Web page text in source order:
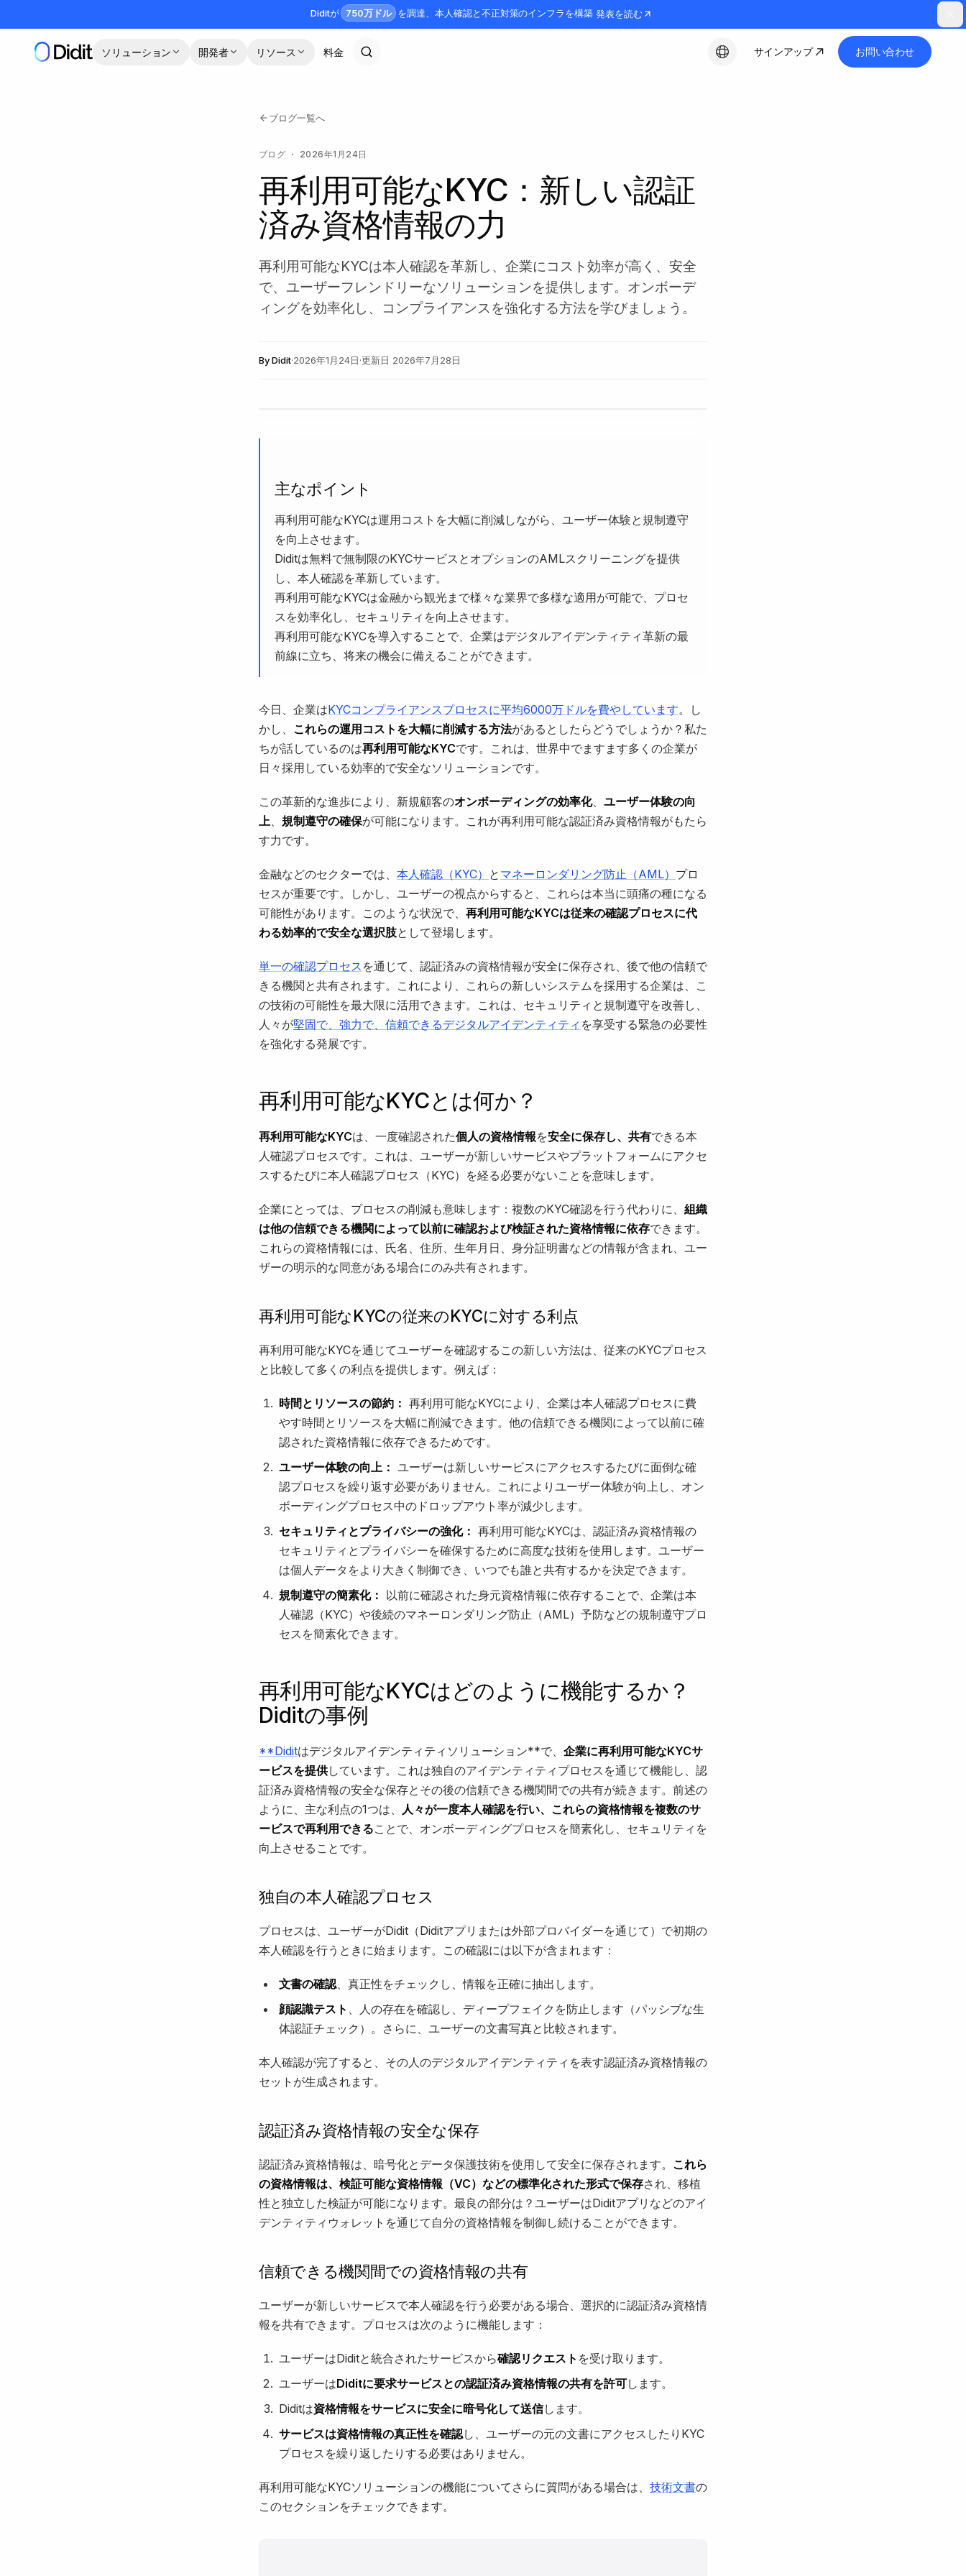
Diditが 750万ドル を調達、本人確認と不正対策のインフラを構築 発表を読む
ソリューション 開発者 リソース 料金
日本語
サインアップ お問い合わせ
ブログ一覧へ
ブログ ・ 2026年1月24日
再利用可能なKYC：新しい認証
済み資格情報の力
再利用可能なKYCは本人確認を革新し、企業にコスト効率が高く、安全
で、ユーザーフレンドリーなソリューションを提供します。オンボーデ
ィングを効率化し、コンプライアンスを強化する方法を学びましょう。
ByDidit·2026年1月24日·更新日 2026年7月28日
主なポイント
再利用可能なKYCは運用コストを大幅に削減しながら、ユーザー体験と規制遵守
を向上させます。
Diditは無料で無制限のKYCサービスとオプションのAMLスクリーニングを提供
し、本人確認を革新しています。
再利用可能なKYCは金融から観光まで様々な業界で多様な適用が可能で、プロセ
スを効率化し、セキュリティを向上させます。
再利用可能なKYCを導入することで、企業はデジタルアイデンティティ革新の最
前線に立ち、将来の機会に備えることができます。
今日、企業はKYCコンプライアンスプロセスに平均6000万ドルを費やしています。し
かし、 これらの運用コストを大幅に削減する方法があるとしたらどうでしょうか？私た
ちが話しているのは再利用可能なKYCです。これは、世界中でますます多くの企業が
日々採用している効率的で安全なソリューションです。
この革新的な進歩により、新規顧客のオンボーディングの効率化、 ユーザー体験の向
上
規制遵守の確保が可能になります。これが再利用可能な認証済み資格情報がもたら
す力です。
金融などのセクターでは、 本人確認（KYC） と マネーロンダリング防止（AML） プロ
セスが重要です。しかし、ユーザーの視点からすると、これらは本当に頭痛の種になる
可能性があります。このような状況で、 再利用可能なKYCは従来の確認プロセスに代
わる効率的で安全な選択肢として登場します。
単一の確認プロセス を通じて、認証済みの資格情報が安全に保存され、後で他の信頼で
きる機関と共有されます。これにより、これらの新しいシステムを採用する企業は、こ
の技術の可能性を最大限に活用できます。これは、セキュリティと規制遵守を改善し、
人々が堅固で、強力で、信頼できるデジタルアイデンティティ を享受する緊急の必要性
を強化する発展です。
再利用可能なKYCとは何か？
再利用可能なKYCは、一度確認された個人の資格情報を安全に保存し、共有できる本
人確認プロセスです。これは、ユーザーが新しいサービスやプラットフォームにアクセ
スするたびに本人確認プロセス（KYC）を経る必要がないことを意味します。
企業にとっては、プロセスの削減も意味します：複数のKYC確認を行う代わりに、 組織
は他の信頼できる機関によって以前に確認および検証された資格情報に依存できます。
これらの資格情報には、氏名、住所、生年月日、身分証明書などの情報が含まれ、ユー
ザーの明示的な同意がある場合にのみ共有されます。
再利用可能なKYCの従来のKYCに対する利点
再利用可能なKYCを通じてユーザーを確認するこの新しい方法は、従来のKYCプロセス
と比較して多くの利点を提供します。例えば：
時間とリソースの節約： 再利用可能なKYCにより、企業は本人確認プロセスに費
やす時間とリソースを大幅に削減できます。他の信頼できる機関によって以前に確
認された資格情報に依存できるためです。
ユーザー体験の向上： ユーザーは新しいサービスにアクセスするたびに面倒な確
認プロセスを繰り返す必要がありません。これによりユーザー体験が向上し、オン
ボーディングプロセス中のドロップアウト率が減少します。
セキュリティとプライバシーの強化： 再利用可能なKYCは、認証済み資格情報の
セキュリティとプライバシーを確保するために高度な技術を使用します。ユーザー
は個人データをより大きく制御でき、いつでも誰と共有するかを決定できます。
規制遵守の簡素化： 以前に確認された身元資格情報に依存することで、企業は本
人確認（KYC）や後続のマネーロンダリング防止（AML）予防などの規制遵守プロ
セスを簡素化できます。
再利用可能なKYCはどのように機能するか？
Diditの事例
**Diditはデジタルアイデンティティソリューション**で、 企業に再利用可能なKYCサ
ービスを提供しています。これは独自のアイデンティティプロセスを通じて機能し、認
証済み資格情報の安全な保存とその後の信頼できる機関間での共有が続きます。前述の
ように、主な利点の1つは、
人々が一度本人確認を行い、これらの資格情報を複数のサ
ービスで再利用できることで、オンボーディングプロセスを簡素化し、セキュリティを
向上させることです。
独自の本人確認プロセス
プロセスは、ユーザーがDidit（Diditアプリまたは外部プロバイダーを通じて）で初期の
本人確認を行うときに始まります。この確認には以下が含まれます：
文書の確認 、真正性をチェックし、情報を正確に抽出します。
顔認識テスト
、人の存在を確認し、ディープフェイクを防止します（パッシブな生
体認証チェック）。さらに、ユーザーの文書写真と比較されます。
本人確認が完了すると、その人のデジタルアイデンティティを表す認証済み資格情報の
セットが生成されます。
認証済み資格情報の安全な保存
認証済み資格情報は、暗号化とデータ保護技術を使用して安全に保存されます。 これら
の資格情報は、検証可能な資格情報（VC）などの標準化された形式で保存され、移植
性と独立した検証が可能になります。最良の部分は？ユーザーはDiditアプリなどのアイ
デンティティウォレットを通じて自分の資格情報を制御し続けることができます。
信頼できる機関間での資格情報の共有
ユーザーが新しいサービスで本人確認を行う必要がある場合、選択的に認証済み資格情
報を共有できます。プロセスは次のように機能します：
ユーザーはDiditと統合されたサービスから確認リクエスト を受け取ります。
ユーザーはDiditに要求サービスとの認証済み資格情報の共有を許可します。
Diditは資格情報をサービスに安全に暗号化して送信します。
サービスは資格情報の真正性を確認し、ユーザーの元の文書にアクセスしたりKYC
プロセスを繰り返したりする必要はありません。
再利用可能なKYCソリューションの機能についてさらに質問がある場合は、 技術文書の
このセクションをチェックできます。